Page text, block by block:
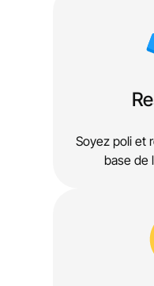
Soyez poli et
base de